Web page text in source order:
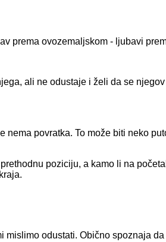
prema ovozemaljskom - ljubavi
ali ne odustaje i želi da se
nema povratka. To može biti neko
poziciju, a kamo li na
mislimo odustati. Obično spoznaja